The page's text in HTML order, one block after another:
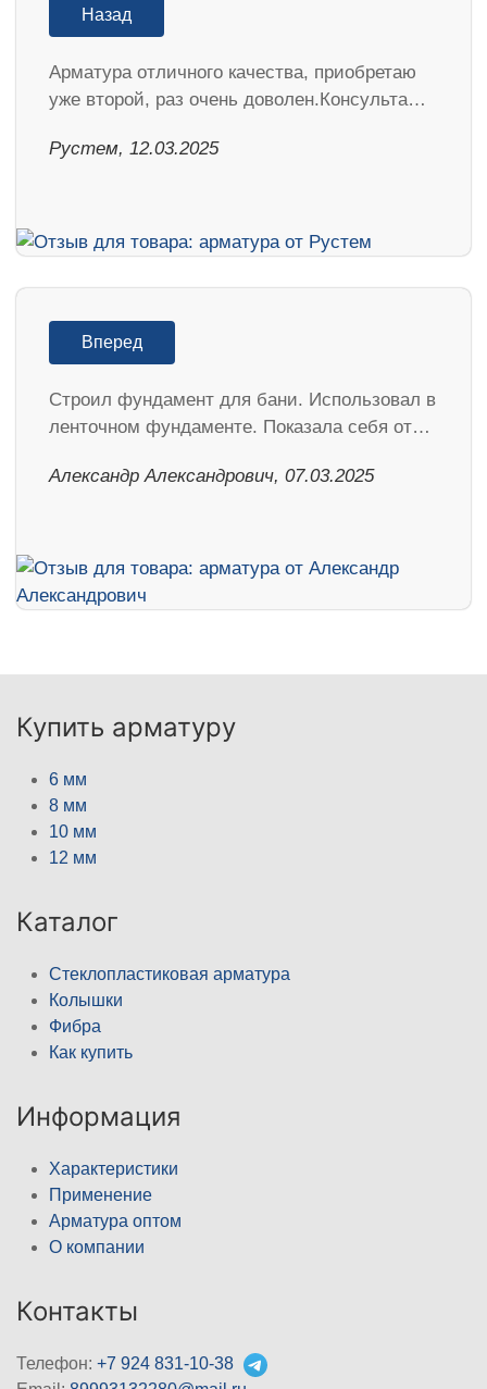
Назад
Арматура отличного качества, приобретаю
уже второй, раз очень доволен.Консульта…
Рустем, 12.03.2025
Вперед
Строил фундамент для бани. Использовал в
ленточном фундаменте. Показала себя от…
Александр Александрович, 07.03.2025
Купить арматуру
6 мм
8 мм
10 мм
12 мм
Каталог
Стеклопластиковая арматура
Колышки
Фибра
Как купить
Информация
Характеристики
Применение
Арматура оптом
О компании
Контакты
Телефон: +7 924 831-10-38